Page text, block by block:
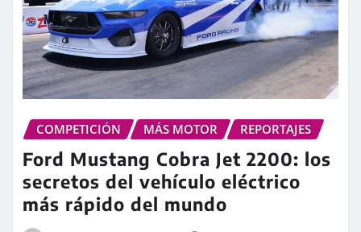
COMPETICIÓN MÁS MOTOR REPORTAJES
Ford Mustang Cobra Jet 2200: los
secretos del vehículo eléctrico
más rápido del mundo